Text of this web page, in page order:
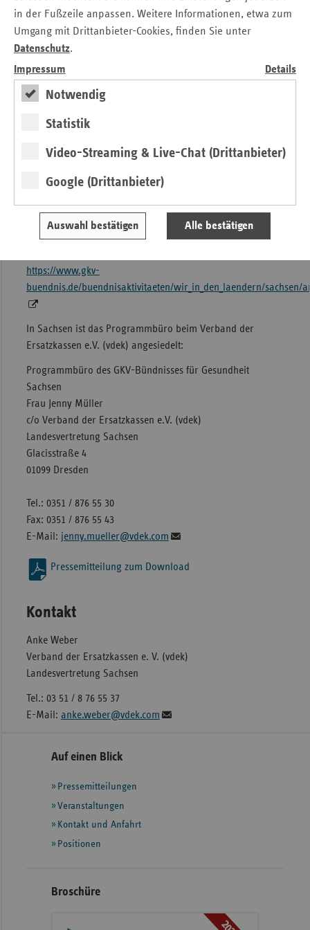
in der Fußzeile anpassen. Weitere Informationen, etwa zum
Umgang mit Drittanbieter-Cookies, finden Sie unter
Datenschutz.
Impressum
Details
Notwendig
Statistik
Video-Streaming & Live-Chat (Drittanbieter)
Google (Drittanbieter)
Auswahl bestätigen Alle bestätigen
Die Förderung erfolgt durch die Bundeszentrale für
gesundheitliche Aufklärung (BZgA) mit Mitteln der
gesetzlichen Krankenkassen nach § 20a Abs. 3 SGB V.
Gemeinsam mit vielen Partner engagieren sich die
gesetzlichen Krankenkassen in Sachsen für die Stärkung
„Landesrahmenvereinbarung“. Informationen dazu auf:
https://www.p-sachsen.de/
Kooperation mit Projektträgern weitere
Fördermöglichkeiten an. Das Programmbüro Sachsen
informiert und berät Interessierte bezüglich der
Förderkriterien und -bedingungen. Mehr Informationen
https://www.gkv-
buendnis.de/buendnisaktivitaeten/wir_in_den_laendern/sachsen/
In Sachsen ist das Programmbüro beim Verband der
Ersatzkassen e.V. (vdek) angesiedelt:
Programmbüro des GKV-Bündnisses für Gesundheit
Sachsen
Frau Jenny Müller
c/o Verband der Ersatzkassen e.V. (vdek)
Landesvertretung Sachsen
Glacisstraße 4
01099 Dresden
Tel.: 0351 / 876 55 30
Fax: 0351 / 876 55 43
E-Mail: jenny.mueller@vdek.com
Pressemitteilung zum Download
Kontakt
Anke Weber
Verband der Ersatzkassen e. V. (vdek)
Landesvertretung Sachsen
Tel.: 03 51 / 8 76 55 37
E-Mail: anke.weber@vdek.com
Seitennavigation
Seitenleiste
weiteren
Informationen
Auf einen Blick
Pressemitteilungen
Veranstaltungen
Kontakt und Anfahrt
Positionen
Broschüre